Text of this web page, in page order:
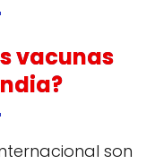
vacunas
son